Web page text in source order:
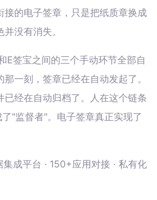
接的电子签章，只是把纸质章换成
没有消失。
E签宝之间的三个手动环节全部自
一刻，签章已经在自动发起了。
已经在自动归档了。人在这个链条
"监督者"。电子签章真正实现了
成平台 · 150+应用对接 · 私有化